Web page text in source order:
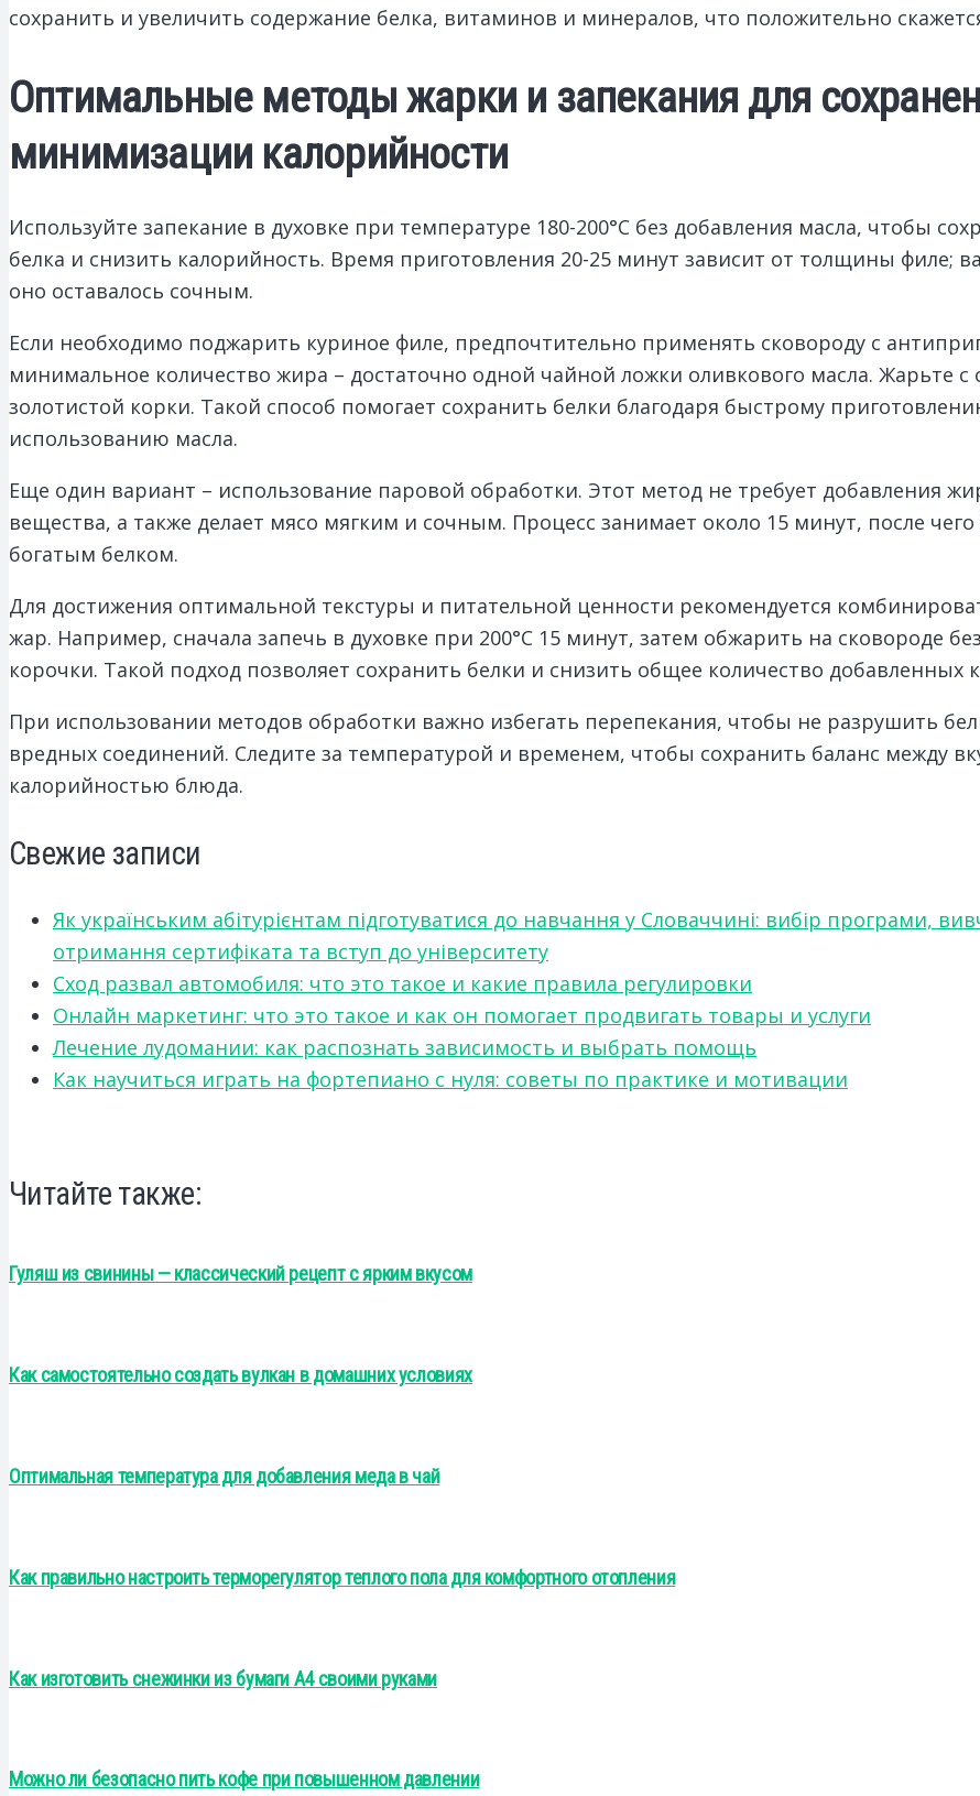
сохранить и увеличить содержание белка, витаминов и минералов, что положительно
Оптимальные методы жарки и запекания для
минимизации калорийности
Используйте запекание в духовке при температуре 180-200°C без добавления масла, чтобы
белка и снизить калорийность. Время приготовления 20-25 минут зависит от толщины филе;
оно оставалось сочным.
Если необходимо поджарить куриное филе, предпочтительно применять сковороду с
минимальное количество жира – достаточно одной чайной ложки оливкового масла. Жарьте
золотистой корки. Такой способ помогает сохранить белки благодаря быстрому
использованию масла.
Еще один вариант – использование паровой обработки. Этот метод не требует добавления
вещества, а также делает мясо мягким и сочным. Процесс занимает около 15 минут, после
богатым белком.
Для достижения оптимальной текстуры и питательной ценности рекомендуется
жар. Например, сначала запечь в духовке при 200°C 15 минут, затем обжарить на сковороде
корочки. Такой подход позволяет сохранить белки и снизить общее количество добавленных
При использовании методов обработки важно избегать перепекания, чтобы не разрушить
вредных соединений. Следите за температурой и временем, чтобы сохранить баланс между
калорийностью блюда.
Свежие записи
Як українським абітурієнтам підготуватися до навчання у Словаччині: вибір програми,
отримання сертифіката та вступ до університету
Сход развал автомобиля: что это такое и какие правила регулировки
Онлайн маркетинг: что это такое и как он помогает продвигать товары и услуги
Лечение лудомании: как распознать зависимость и выбрать помощь
Как научиться играть на фортепиано с нуля: советы по практике и мотивации
Читайте также:
Гуляш из свинины — классический рецепт с ярким вкусом
Как самостоятельно создать вулкан в домашних условиях
Оптимальная температура для добавления меда в чай
Как правильно настроить терморегулятор теплого пола для комфортного отопления
Как изготовить снежинки из бумаги А4 своими руками
Можно ли безопасно пить кофе при повышенном давлении